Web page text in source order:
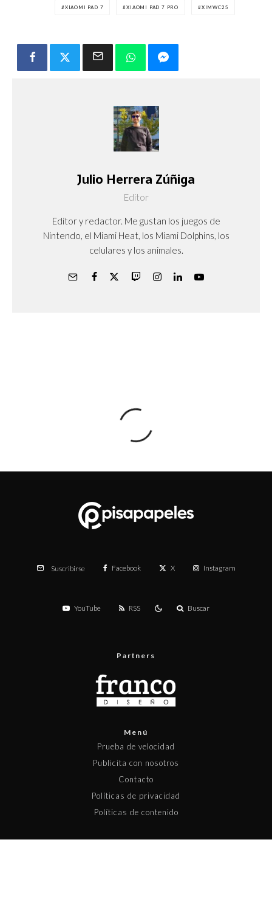
XIAOMI PAD 7 XIAOMI PAD 7 PRO XIMWC25
Julio Herrera Zúñiga
Editor
Editor y redactor. Me gustan los juegos de
Nintendo, el Miami Heat, los Miami Dolphins, los
celulares y los animales.
Suscribirse Facebook X Instagram
YouTube RSS Buscar
Partners
Menú
Prueba de velocidad
Publicita con nosotros
Contacto
Políticas de privacidad
Políticas de contenido